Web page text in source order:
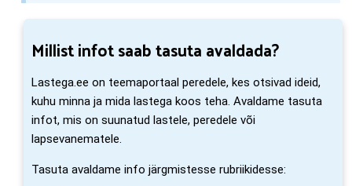
Millist infot saab tasuta avaldada?
Lastega.ee on teemaportaal peredele, kes otsivad ideid,
kuhu minna ja mida lastega koos teha. Avaldame tasuta
infot, mis on suunatud lastele, peredele või
lapsevanematele.
Tasuta avaldame info järgmistesse rubriikidesse: